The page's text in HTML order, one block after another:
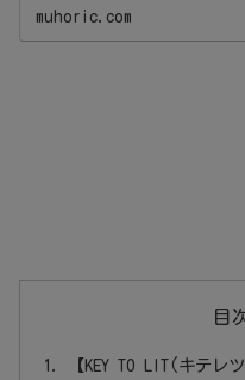
muhoric.com
目
【KEY TO LIT(キテレ